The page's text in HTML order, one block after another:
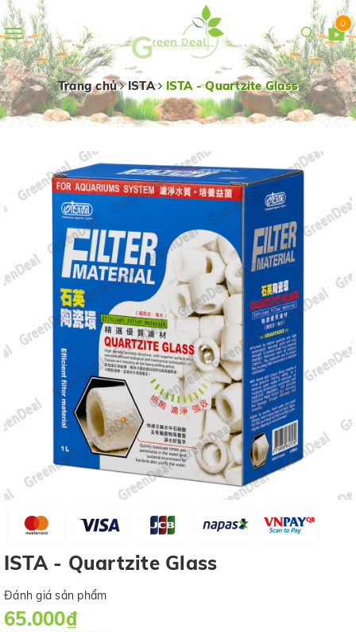
Toggle
navigation
0
Trang chủ ISTA ISTA - Quartzite Glass
ISTA - Quartzite Glass
Đánh giá sản phẩm
65.000₫